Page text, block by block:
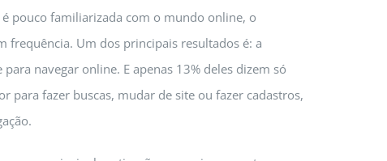
pouco familiarizada com o mundo online, o
frequência. Um dos principais resultados é: a
navegar online. E apenas 13% deles dizem só
para fazer buscas, mudar de site ou fazer cadastros,